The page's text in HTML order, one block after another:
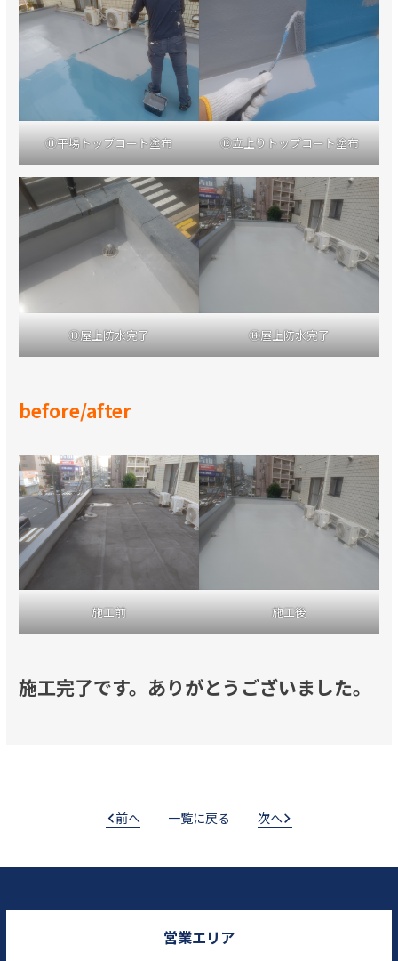
⑪平場トップコート塗布 ⑫立上りトップコート塗布
⑬屋上防水完了 ⑭屋上防水完了
before/after
施工前 施工後
施工完了です。ありがとうございました。
前へ 一覧に戻る 次へ
営業エリア